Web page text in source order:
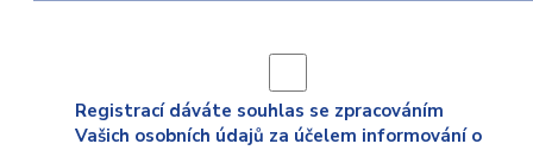
Registrací dáváte souhlas se zpracováním
Vašich osobních údajů za účelem informování o